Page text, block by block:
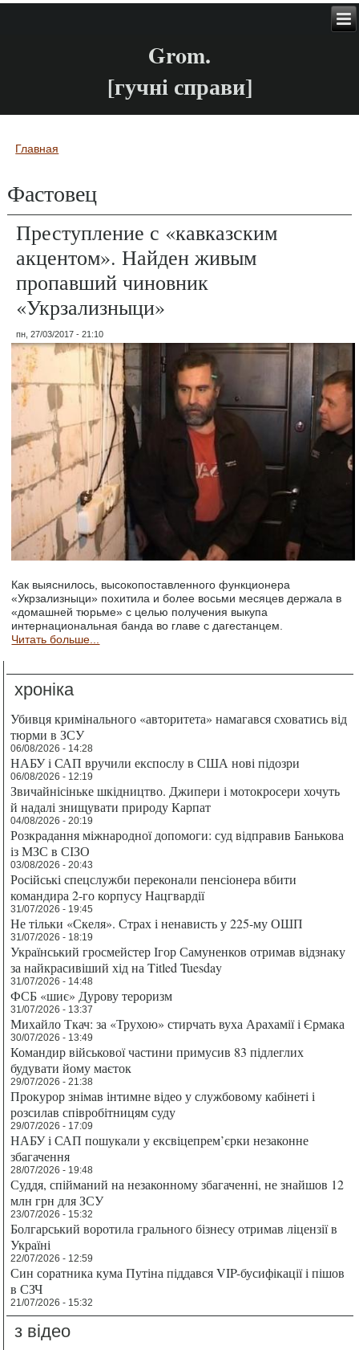
Grom.
[гучні справи]
Вы здесь
Главная
Фастовец
Преступление с «кавказским
акцентом». Найден живым
пропавший чиновник
«Укрзализныци»
пн, 27/03/2017 - 21:10
Как выяснилось, высокопоставленного функционера
«Укрзализныци» похитила и более восьми месяцев держала в
«домашней тюрьме» с целью получения выкупа
интернациональная банда во главе с дагестанцем.
Читать больше...
хроніка
Убивця кримінального «авторитета» намагався сховатись від
тюрми в ЗСУ
06/08/2026 - 14:28
НАБУ і САП вручили експослу в США нові підозри
06/08/2026 - 12:19
Звичайнісіньке шкідництво. Джипери і мотокросери хочуть
й надалі знищувати природу Карпат
04/08/2026 - 20:19
Розкрадання міжнародної допомоги: суд відправив Банькова
із МЗС в СІЗО
03/08/2026 - 20:43
Російські спецслужби переконали пенсіонера вбити
командира 2-го корпусу Нацгвардії
31/07/2026 - 19:45
Не тільки «Скеля». Страх і ненависть у 225-му ОШП
31/07/2026 - 18:19
Український гросмейстер Ігор Самуненков отримав відзнаку
за найкрасивіший хід на Titled Tuesday
31/07/2026 - 14:48
ФСБ «шиє» Дурову тероризм
31/07/2026 - 13:37
Михайло Ткач: за «Трухою» стирчать вуха Арахамії і Єрмака
30/07/2026 - 13:49
Командир військової частини примусив 83 підлеглих
будувати йому маєток
29/07/2026 - 21:38
Прокурор знімав інтимне відео у службовому кабінеті і
розсилав співробітницям суду
29/07/2026 - 17:09
НАБУ і САП пошукали у ексвіцепрем’єрки незаконне
збагачення
28/07/2026 - 19:48
Суддя, спійманий на незаконному збагаченні, не знайшов 12
млн грн для ЗСУ
23/07/2026 - 15:32
Болгарський воротила грального бізнесу отримав ліцензії в
Україні
22/07/2026 - 12:59
Син соратника кума Путіна піддався VIP-бусифікації і пішов
в СЗЧ
21/07/2026 - 15:32
з відео